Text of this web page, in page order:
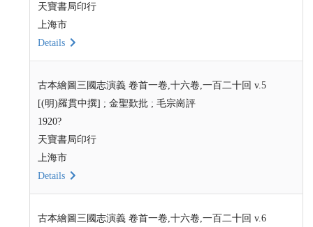
天寶書局印行
上海市
Details
古本繪圖三國志演義 卷首一卷,十六卷,一百二十回 v.5
[(明)羅貫中撰] ; 金聖歎批 ; 毛宗崗評
1920?
天寶書局印行
上海市
Details
古本繪圖三國志演義 卷首一卷,十六卷,一百二十回 v.6